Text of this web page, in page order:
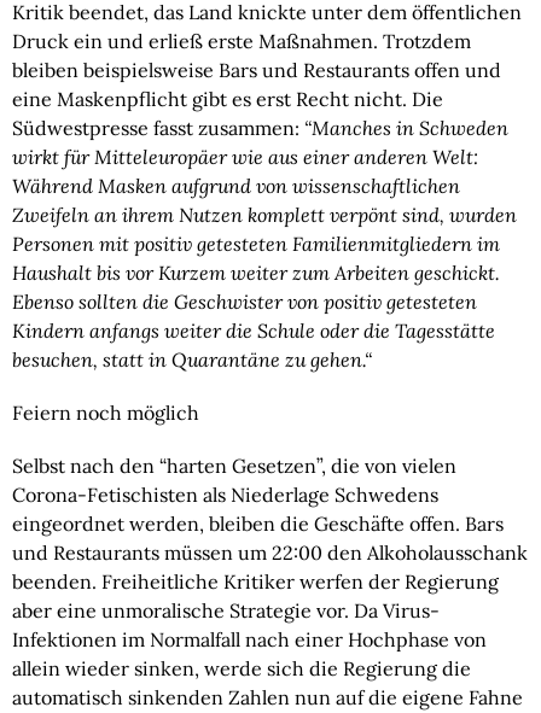
Kritik beendet, das Land knickte unter dem öffentlichen
Druck ein und erließ erste Maßnahmen. Trotzdem
bleiben beispielsweise Bars und Restaurants offen und
eine Maskenpflicht gibt es erst Recht nicht. Die
Südwestpresse fasst zusammen: “Manches in Schweden
wirkt für Mitteleuropäer wie aus einer anderen Welt:
Während Masken aufgrund von wissenschaftlichen
Zweifeln an ihrem Nutzen komplett verpönt sind, wurden
Personen mit positiv getesteten Familienmitgliedern im
Haushalt bis vor Kurzem weiter zum Arbeiten geschickt.
Ebenso sollten die Geschwister von positiv getesteten
Kindern anfangs weiter die Schule oder die Tagesstätte
besuchen, statt in Quarantäne zu gehen.“
Feiern noch möglich
Selbst nach den “harten Gesetzen”, die von vielen
Corona-Fetischisten als Niederlage Schwedens
eingeordnet werden, bleiben die Geschäfte offen. Bars
und Restaurants müssen um 22:00 den Alkoholausschank
beenden. Freiheitliche Kritiker werfen der Regierung
aber eine unmoralische Strategie vor. Da Virus-
Infektionen im Normalfall nach einer Hochphase von
allein wieder sinken, werde sich die Regierung die
automatisch sinkenden Zahlen nun auf die eigene Fahne